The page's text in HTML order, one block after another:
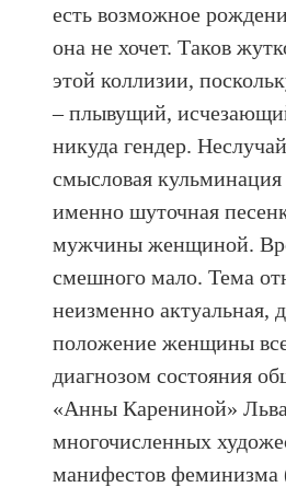
есть возможное
она не хочет. Таков
этой коллизии,
– плывущий,
никуда гендер.
смысловая кульминация
именно шуточная
мужчины женщиной.
смешного мало. Тема
неизменно актуальная,
положение женщины
диагнозом состояния
«Анны Карениной»
многочисленных
манифестов феминизма